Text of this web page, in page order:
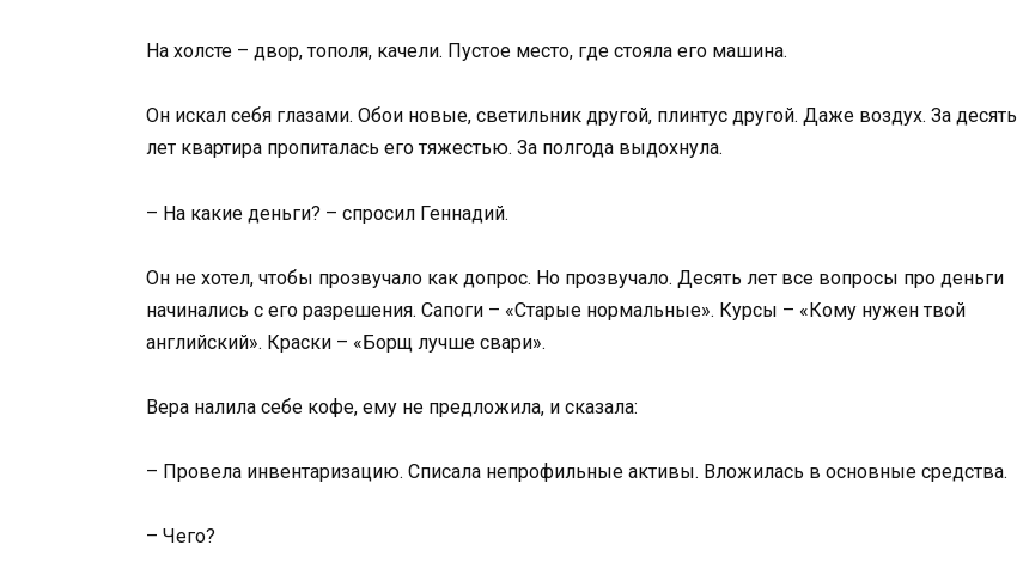
На холсте – двор, тополя, качели. Пустое место, где стояла его машина.
Он искал себя глазами. Обои новые, светильник другой, плинтус другой. Даже воздух. За десять
лет квартира пропиталась его тяжестью. За полгода выдохнула.
– На какие деньги? – спросил Геннадий.
Он не хотел, чтобы прозвучало как допрос. Но прозвучало. Десять лет все вопросы про деньги
начинались с его разрешения. Сапоги – «Старые нормальные». Курсы – «Кому нужен твой
английский». Краски – «Борщ лучше свари».
Вера налила себе кофе, ему не предложила, и сказала:
– Провела инвентаризацию. Списала непрофильные активы. Вложилась в основные средства.
– Чего?